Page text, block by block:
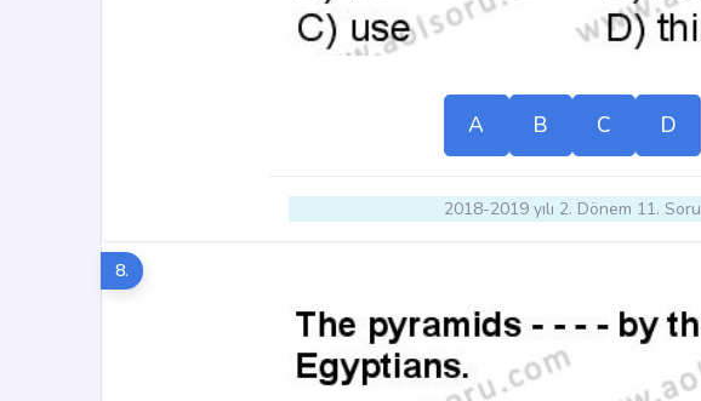
A B C D
2018-2019 yılı 2. Dönem 11. Soru
8.